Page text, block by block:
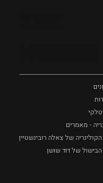
- מאמרים
של צאלה רובינשטיין
הבישול של דוד שושן